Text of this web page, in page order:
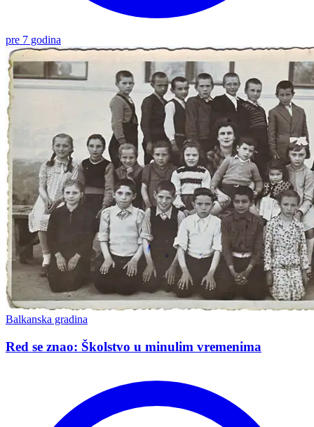
pre 7 godina
Balkanska gradina
Red se znao: Školstvo u minulim vremenima